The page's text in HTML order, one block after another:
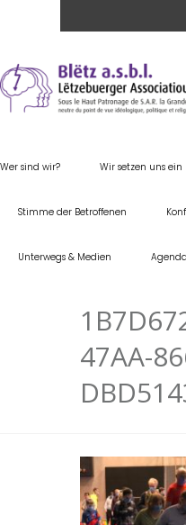
Wer sind wir? Wir setzen uns ein
Stimme der Betroffenen
Unterwegs & Medien Agenda
47AA-